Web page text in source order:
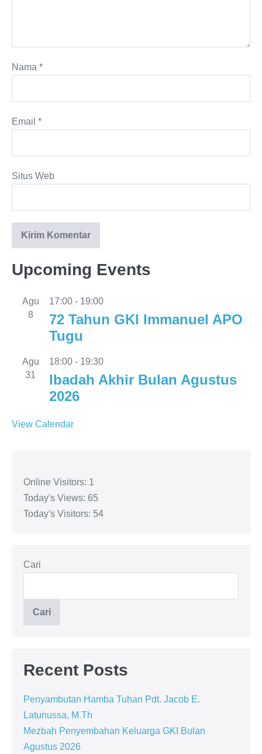
Nama *
Email *
Situs Web
Upcoming Events
Agu
8
17:00 - 19:00
72 Tahun GKI Immanuel APO
Tugu
Agu
31
18:00 - 19:30
Ibadah Akhir Bulan Agustus
2026
View Calendar
Online Visitors: 1
Today's Views: 65
Today's Visitors: 54
Cari
Cari
Recent Posts
Penyambutan Hamba Tuhan Pdt. Jacob E.
Latunussa, M.Th
Mezbah Penyembahan Keluarga GKI Bulan
Agustus 2026